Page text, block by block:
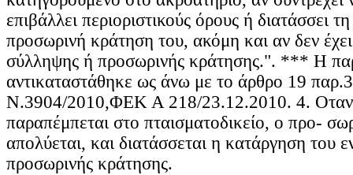
επιβάλλει περιοριστικούς όρους ή διατάσσει
προσωρινή κράτηση του, ακόμη και αν δεν
σύλληψης ή προσωρινής κράτησης.". *** Η
αντικαταστάθηκε ως άνω με το άρθρο 19 παρ.3
Ν.3904/2010,ΦΕΚ Α 218/23.12.2010. 4. Οταν
παραπέμπεται στο πταισματοδικείο, ο προ-
απολύεται, και διατάσσεται η κατάργηση του
προσωρινής κράτησης.